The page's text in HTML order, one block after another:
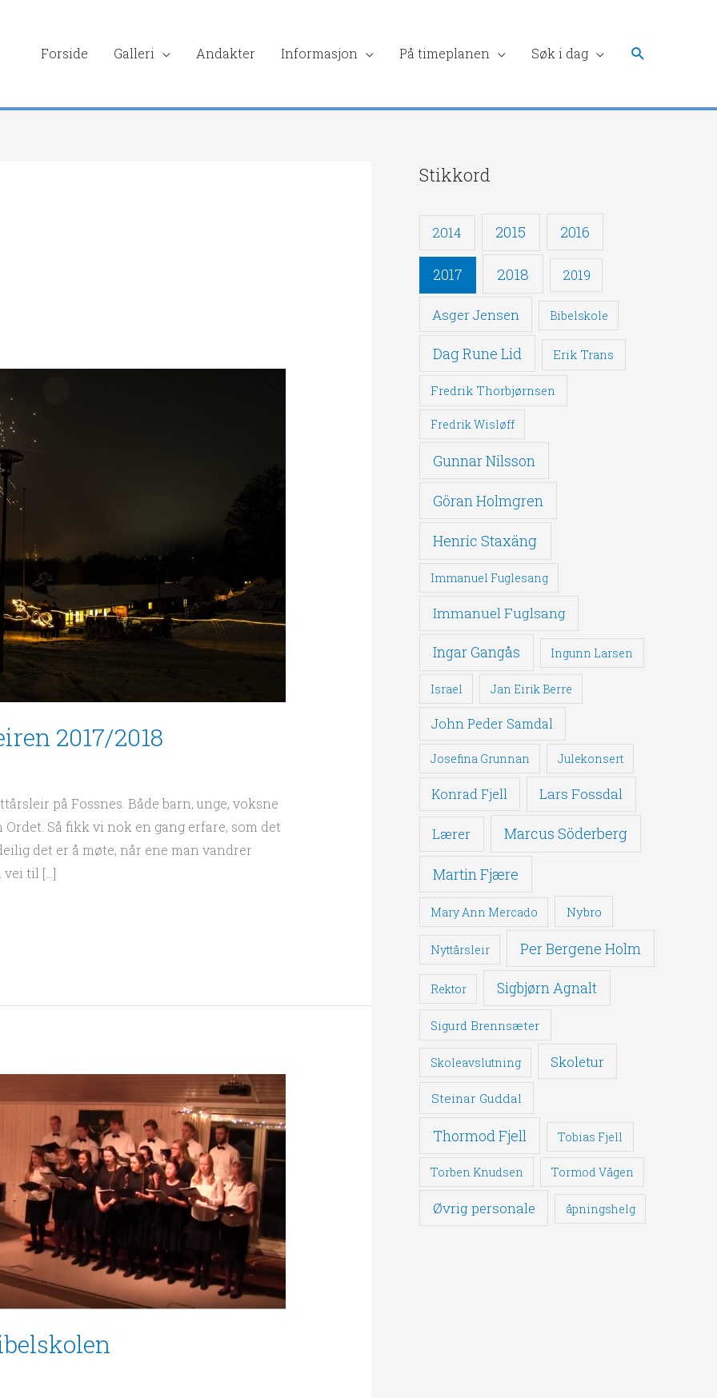
Forside Galleri Andakter Informasjon På timeplanen Søk i dag Søk
2017/2018
på Fossnes. Både barn, unge, voksne
Så fikk vi nok en gang erfare, som det
det er å møte, når ene man vandrer
vei til […]
Stikkord
2014 2015 2016
2017 2018 2019
Asger Jensen Bibelskole
Dag Rune Lid Erik Trans
Fredrik Thorbjørnsen
Fredrik Wisløff
Gunnar Nilsson
Göran Holmgren
Henric Staxäng
Immanuel Fuglesang
Immanuel Fuglsang
Ingar Gangås Ingunn Larsen
Israel Jan Eirik Berre
John Peder Samdal
Josefina Grunnan Julekonsert
Konrad Fjell Lars Fossdal
Lærer Marcus Söderberg
Martin Fjære
Mary Ann Mercado Nybro
Nyttårsleir Per Bergene Holm
Rektor Sigbjørn Agnalt
Sigurd Brennsæter
Skoleavslutning Skoletur
Steinar Guddal
Thormod Fjell Tobias Fjell
Torben Knudsen Tormod Vågen
Øvrig personale åpningshelg